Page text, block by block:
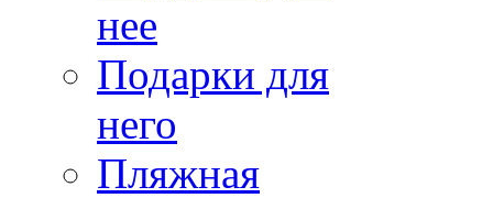
нее
Подарки для
него
Пляжная